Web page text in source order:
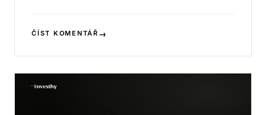
ČÍST KOMENTÁŘ →